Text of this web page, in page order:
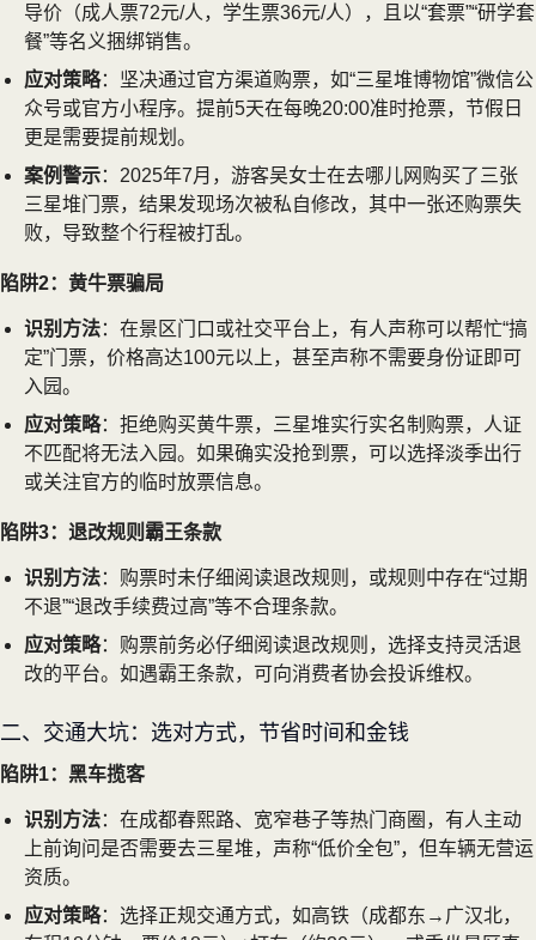
导价（成人票72元/人，学生票36元/人），且以“套票”“研学套
餐”等名义捆绑销售。
应对策略：坚决通过官方渠道购票，如“三星堆博物馆”微信公
众号或官方小程序。提前5天在每晚20:00准时抢票，节假日
更是需要提前规划。
案例警示：2025年7月，游客吴女士在去哪儿网购买了三张
三星堆门票，结果发现场次被私自修改，其中一张还购票失
败，导致整个行程被打乱。
陷阱2：黄牛票骗局
识别方法：在景区门口或社交平台上，有人声称可以帮忙“搞
定”门票，价格高达100元以上，甚至声称不需要身份证即可
入园。
应对策略：拒绝购买黄牛票，三星堆实行实名制购票，人证
不匹配将无法入园。如果确实没抢到票，可以选择淡季出行
或关注官方的临时放票信息。
陷阱3：退改规则霸王条款
识别方法：购票时未仔细阅读退改规则，或规则中存在“过期
不退”“退改手续费过高”等不合理条款。
应对策略：购票前务必仔细阅读退改规则，选择支持灵活退
改的平台。如遇霸王条款，可向消费者协会投诉维权。
二、交通大坑：选对方式，节省时间和金钱
陷阱1：黑车揽客
识别方法：在成都春熙路、宽窄巷子等热门商圈，有人主动
上前询问是否需要去三星堆，声称“低价全包”，但车辆无营运
资质。
应对策略：选择正规交通方式，如高铁（成都东→广汉北，